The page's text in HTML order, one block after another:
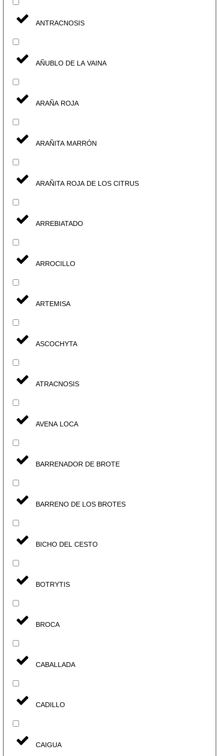
ANTRACNOSIS
AÑUBLO DE LA VAINA
ARAÑA ROJA
ARAÑITA MARRÓN
ARAÑITA ROJA DE LOS CITRUS
ARREBIATADO
ARROCILLO
ARTEMISA
ASCOCHYTA
ATRACNOSIS
AVENA LOCA
BARRENADOR DE BROTE
BARRENO DE LOS BROTES
BICHO DEL CESTO
BOTRYTIS
BROCA
CABALLADA
CADILLO
CAIGUA